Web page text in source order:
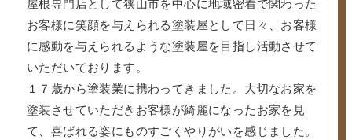
屋根専門店として狭山市を中心に地域密着で関わった
お客様に笑顔を与えられる塗装屋として日々、お客様
に感動を与えられるような塗装屋を目指し活動させて
いただいております。
１７歳から塗装業に携わってきました。大切なお家を
塗装させていただきお客様が綺麗になったお家を見
て、喜ばれる姿にものすごくやりがいを感じました。